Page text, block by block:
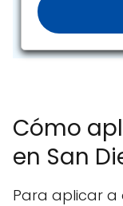
Cómo
en San
Para aplicar a